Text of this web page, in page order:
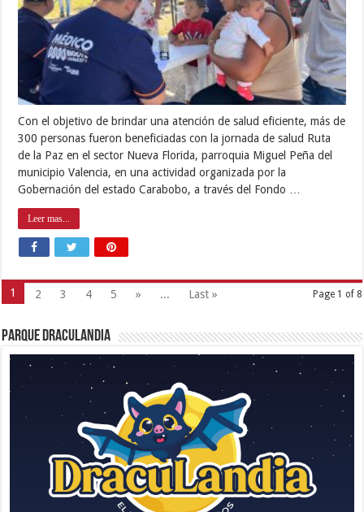
Con el objetivo de brindar una atención de salud eficiente, más de
300 personas fueron beneficiadas con la jornada de salud Ruta
de la Paz en el sector Nueva Florida, parroquia Miguel Peña del
municipio Valencia, en una actividad organizada por la
Gobernación del estado Carabobo, a través del Fondo …
Leer mas...
Page 1 of 8
1 2 3 4 5 » ... Last »
Parque Draculandia